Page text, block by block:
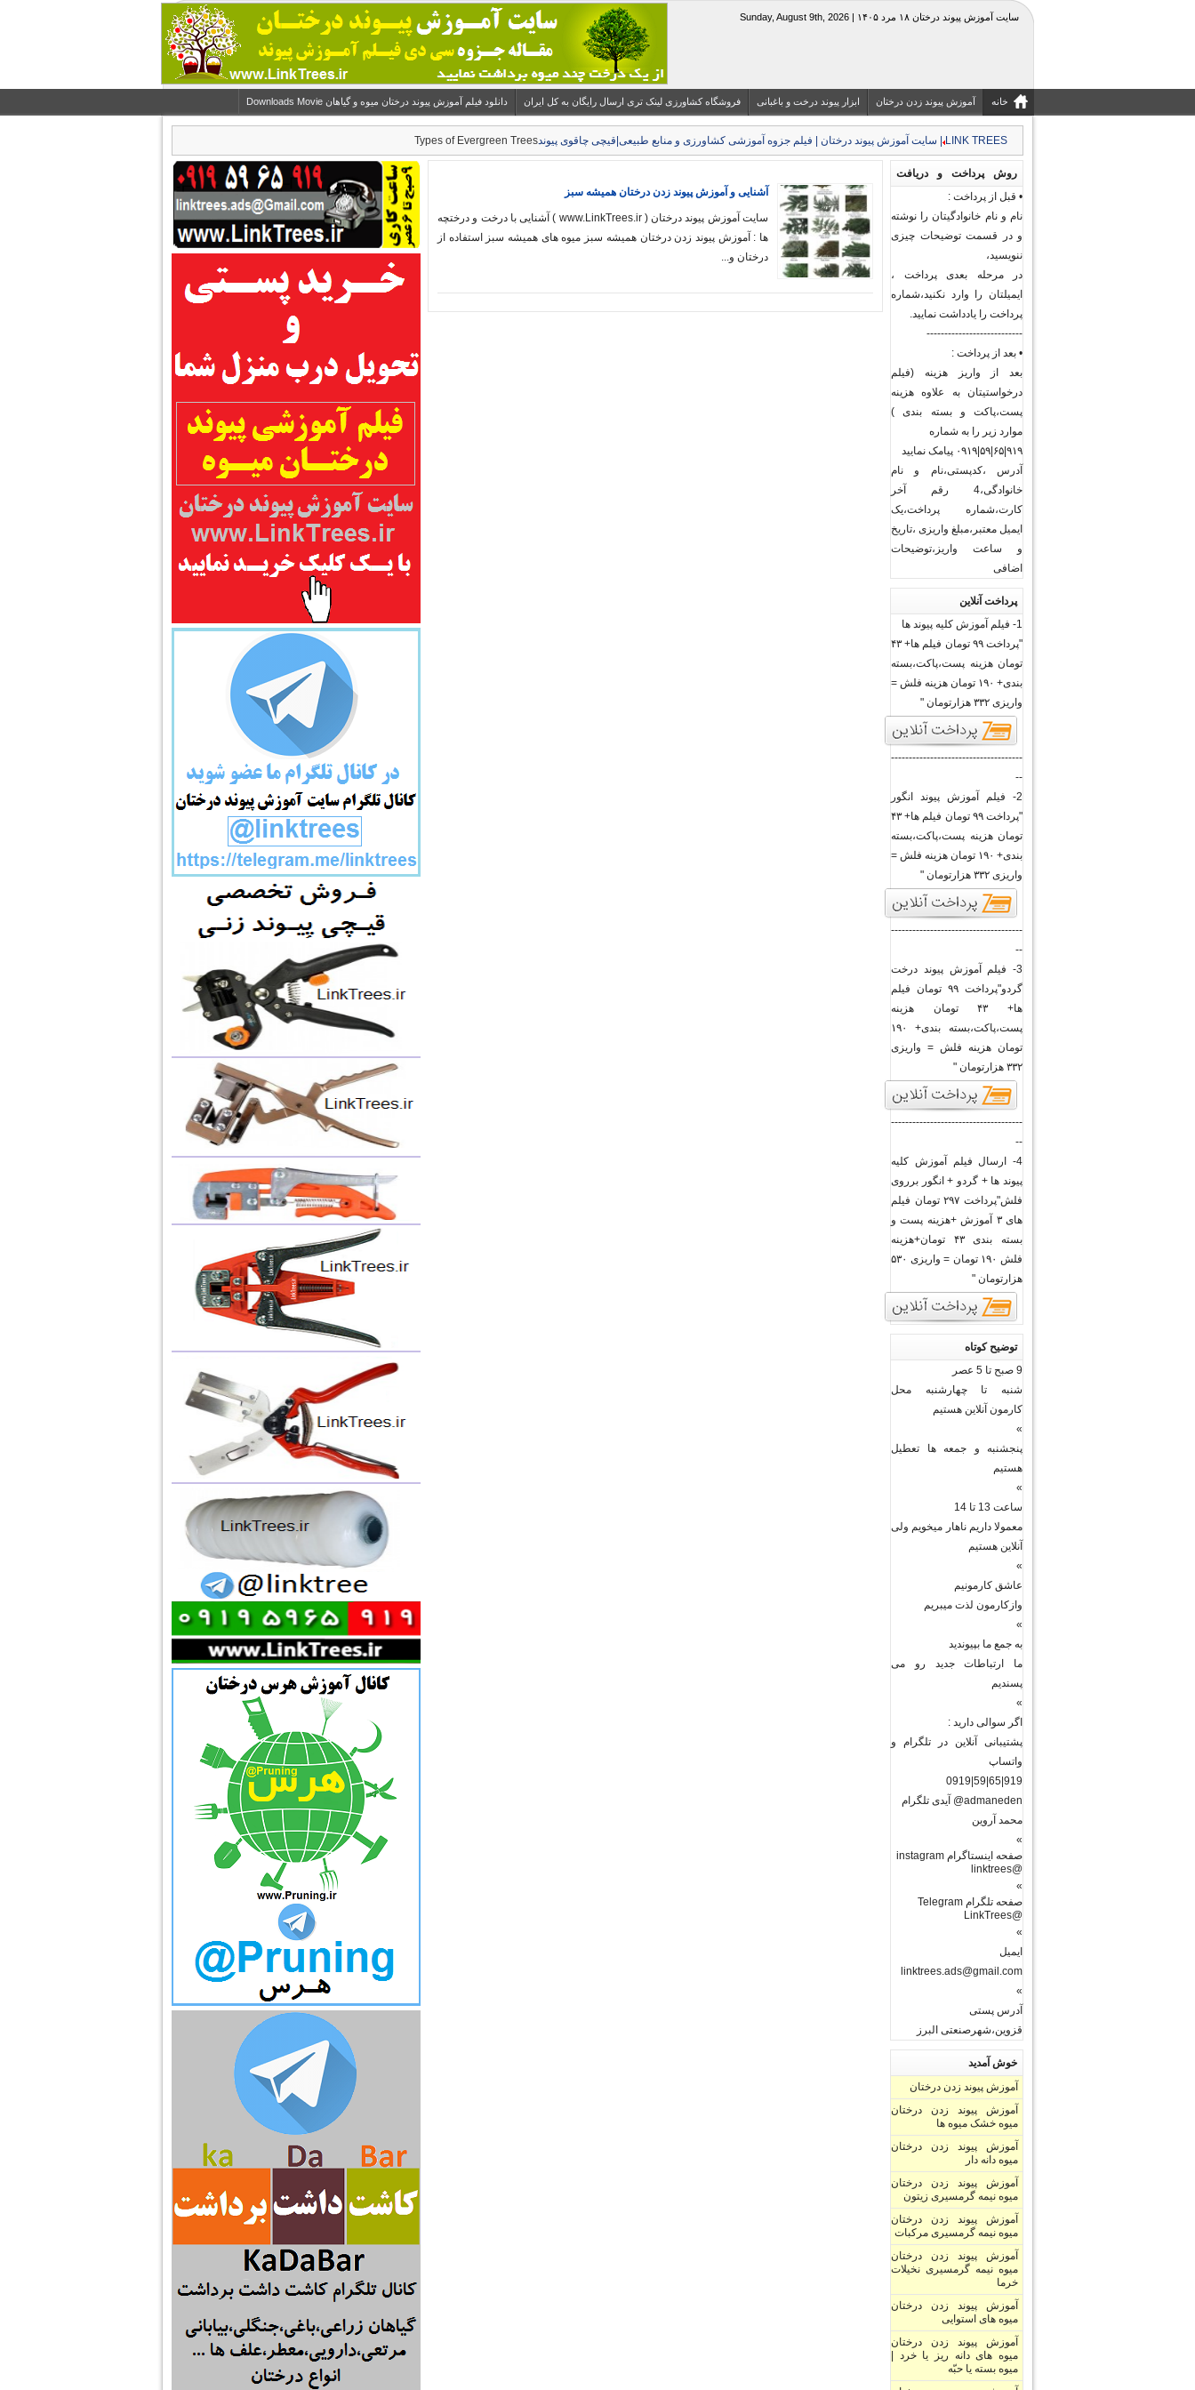
سایت آموزش پیوند درختان ۱۸ مرد ۱۴۰۵ | Sunday, August 9th, 2026
خانه آموزش پیوند زدن درختان ابزار پیوند درخت و باغبانی فروشگاه کشاورزی لینک تری ارسال رایگان به کل ایران دانلود فیلم آموزش پیوند درختان میوه و گیاهان Downloads Movie
LINK TREES | سایت آموزش پیوند درختان | فیلم جزوه آموزشی کشاورزی و منابع طبیعی|قیچی چاقوی پیوند Types of Evergreen Trees
روش پرداخت و دریافت
فیلم های پیوند درختان و
گیاهان
• قبل از پرداخت :
نام و نام خانوادگیتان را نوشته
و در قسمت توضیحات چیزی
ننویسید،
در مرحله بعدی پرداخت ،
ایمیلتان را وارد نکنید،شماره
پرداخت را یادداشت نمایید.
---------------------------
• بعد از پرداخت :
بعد از واریز هزینه (فیلم
درخواستیتان به علاوه هزینه
پست،پاکت و بسته بندی )
موارد زیر را به شماره
۹۱۹|۶۵|۵۹|۰۹۱۹ پیامک نمایید
آدرس ،کدپستی،نام و نام
خانوادگی،4 رقم آخر
کارت،شماره پرداخت،یک
ایمیل معتبر،مبلغ واریزی ،تاریخ
و ساعت واریز،توضیحات
اضافی
پرداخت آنلاین
1- فیلم آموزش کلیه پیوند ها
"پرداخت ۹۹ تومان فیلم ها+ ۴۳
تومان هزینه پست،پاکت،بسته
بندی+ ۱۹۰ تومان هزینه فلش =
واریزی ۳۳۲ هزارتومان "
-------------------------------------
--
2- فیلم آموزش پیوند انگور
"پرداخت ۹۹ تومان فیلم ها+ ۴۳
تومان هزینه پست،پاکت،بسته
بندی+ ۱۹۰ تومان هزینه فلش =
واریزی ۳۳۲ هزارتومان "
-------------------------------------
--
3- فیلم آموزش پیوند درخت
گردو"پرداخت ۹۹ تومان فیلم
ها+ ۴۳ تومان هزینه
پست،پاکت،بسته بندی+ ۱۹۰
تومان هزینه فلش = واریزی
۳۳۲ هزارتومان "
-------------------------------------
--
4- ارسال فیلم آموزش کلیه
پیوند ها + گردو + انگور برروی
فلش"پرداخت ۲۹۷ تومان فیلم
های ۳ آموزش +هزینه پست و
بسته بندی ۴۳ تومان+هزینه
فلش ۱۹۰ تومان = واریزی ۵۳۰
هزارتومان "
توضیح کوتاه
9 صبح تا 5 عصر
شنبه تا چهارشنبه محل
کارمون آنلاین هستیم
»
پنجشنبه و جمعه ها تعطیل
هستیم
»
ساعت 13 تا 14
معمولا داریم ناهار میخویم ولی
آنلاین هستیم
»
عاشق کارمونیم
وازکارمون لذت میبریم
»
به جمع ما بپیوندید
ما ارتباطات جدید رو می
پسندیم
»
اگر سوالی دارید :
پشتیبانی آنلاین در تلگرام و
واتساپ
919|65|59|0919
admaneden@ آیدی تلگرام
محمد آروین
»
صفحه اینستاگرام instagram
@linktrees
»
صفحه تلگرام Telegram
@LinkTrees
»
ایمیل
linktrees.ads@gmail.com
»
آدرس پستی
قزوین،شهرصنعتی البرز
خوش آمدید
آموزش پیوند زدن درختان
آموزش پیوند زدن درختان
میوه خشک میوه ها
آموزش پیوند زدن درختان
میوه دانه دار
آموزش پیوند زدن درختان
میوه نیمه گرمسیری زیتون
آموزش پیوند زدن درختان
میوه نیمه گرمسیری مرکبات
آموزش پیوند زدن درختان
میوه نیمه گرمسیری نخیلات
خرما
آموزش پیوند زدن درختان
میوه های استوایی
آموزش پیوند زدن درختان
میوه های دانه ریز یا خرد |
میوه بسته یا حبّه
آشنایی و آموزش پیوند زدن درختان همیشه سبز
سایت آموزش پیوند درختان ( www.LinkTrees.ir ) آشنایی با درخت و درختچه‌
ها : آموزش پیوند زدن درختان همیشه سبز میوه‌ های همیشه سبز استفاده از
درختان و...